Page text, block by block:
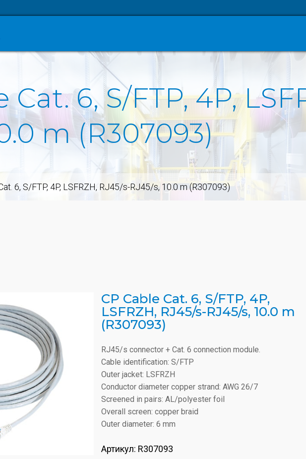
Cat. 6, S/FTP, 4P,
m (R307093)
6, S/FTP, 4P, LSFRZH, RJ45/s-RJ45/s, 10.0 m (R307093)
CP Cable Cat. 6, S/FTP, 4P,
LSFRZH, RJ45/s-RJ45/s, 10.0 m
(R307093)
RJ45/s connector + Cat. 6 connection module.
Cable identification: S/FTP
Outer jacket: LSFRZH
Conductor diameter copper strand: AWG 26/7
Screened in pairs: AL/polyester foil
Overall screen: copper braid
Outer diameter: 6 mm
Артикул: R307093